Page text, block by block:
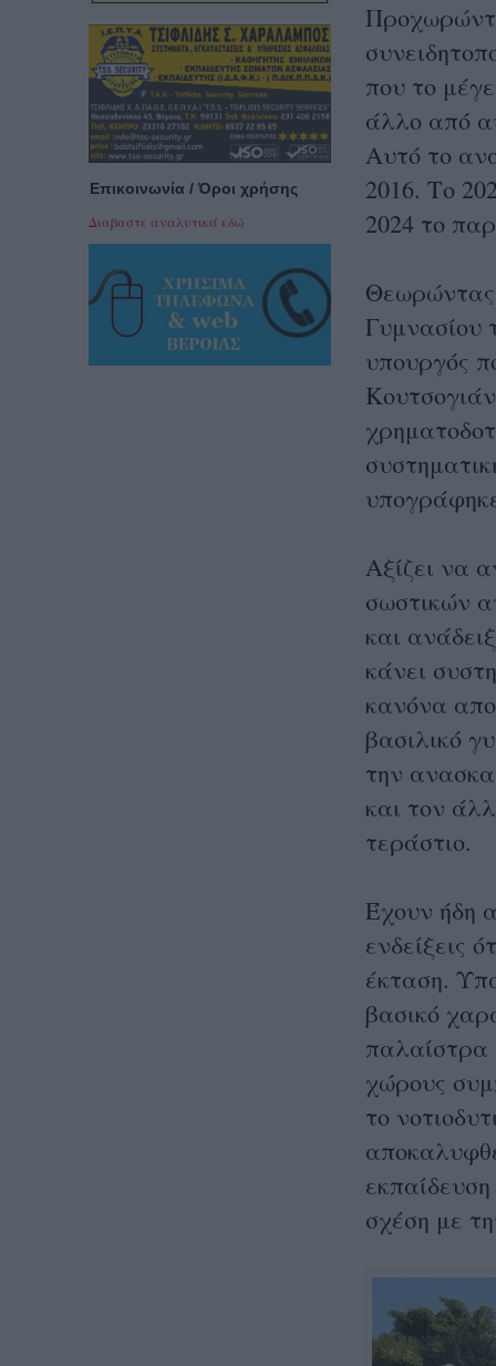
που το
άλλο από
Αυτό το
2016. Το
2024 το
Θεωρώντας
Γυμνασίου
υπουργός
Αξίζει να
σωστικών
και
κάνει
κανόνα
βασιλικό
την
και τον
τεράστιο.
Έχουν ήδη
ενδείξεις
έκταση.
βασικό
παλαίστρα
χώρους
το
σχέση με
Επικοινωνία / Όροι χρήσης
Διαβαστε αναλυτικά εδώ